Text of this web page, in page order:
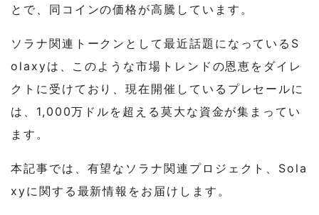
とで、同コインの価格が高騰しています。
ソラナ関連トークンとして最近話題になっているS
olaxyは、このような市場トレンドの恩恵をダイレ
クトに受けており、現在開催しているプレセールに
は、1,000万ドルを超える莫大な資金が集まってい
ます。
本記事では、有望なソラナ関連プロジェクト、Sola
xyに関する最新情報をお届けします。